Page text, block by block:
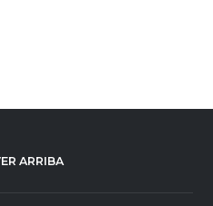
ARRIBA